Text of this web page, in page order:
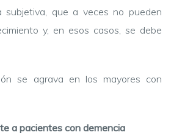
subjetiva, que a veces no pueden
y, en esos casos, se debe
se agrava en los mayores con
a pacientes con demencia